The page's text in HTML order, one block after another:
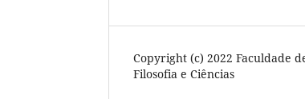
Copyright (c) 2022 Faculdade
Filosofia e Ciências